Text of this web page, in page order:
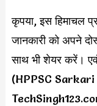
कृपया, इस हिमाचल
जानकारी को अपने
साथ भी शेयर करें। एवं
(HPPSC Sarkari